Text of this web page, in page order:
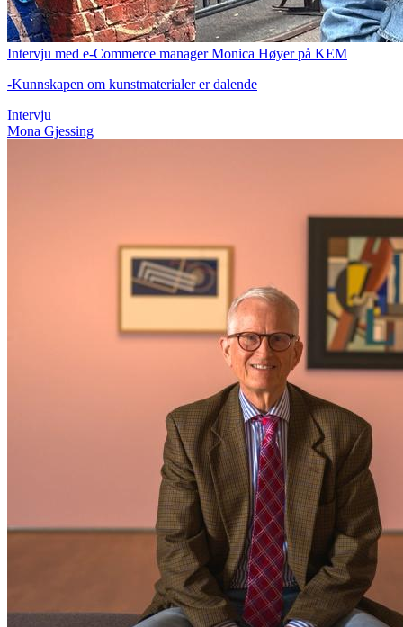
Intervju med e-Commerce manager Monica Høyer på KEM
-Kunnskapen om kunstmaterialer er dalende
Intervju
Mona Gjessing